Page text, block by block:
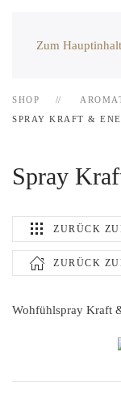
Zum
SHOP
SPRAY KRAFT &
Spray
ZURÜCK
ZURÜCK
Wohfühlspray Kraft